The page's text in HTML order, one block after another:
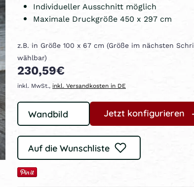
Individueller Ausschnitt möglich
Maximale Druckgröße 450 x 297 cm
z.B. in Größe 100 x 67 cm (Größe im nächsten
wählbar)
230,59€
inkl. MwSt., inkl. Versandkosten in DE
Jetzt konfigurieren
Auf die Wunschliste